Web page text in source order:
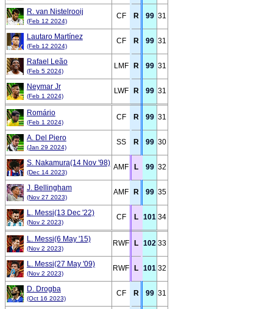
R. van Nistelrooij
(Feb 12 2024)
CF R 99 31
Lautaro Martínez
(Feb 12 2024)
CF R 99 31
Rafael Leão
(Feb 5 2024)
LMF R 99 31
Neymar Jr
(Feb 1 2024)
LWF R 99 31
Romário
(Feb 1 2024)
CF R 99 31
A. Del Piero
(Jan 29 2024)
SS R 99 30
S. Nakamura(14 Nov '98)
(Dec 14 2023)
AMF L 99 32
J. Bellingham
(Nov 27 2023)
AMF R 99 35
L. Messi(13 Dec '22)
(Nov 2 2023)
CF L 101 34
L. Messi(6 May '15)
(Nov 2 2023)
RWF L 102 33
L. Messi(27 May '09)
(Nov 2 2023)
RWF L 101 32
D. Drogba
(Oct 16 2023)
CF R 99 31